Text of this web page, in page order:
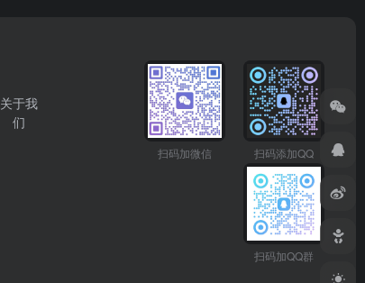
关于我
们
扫码加微信 扫码添加QQ
扫码加QQ群